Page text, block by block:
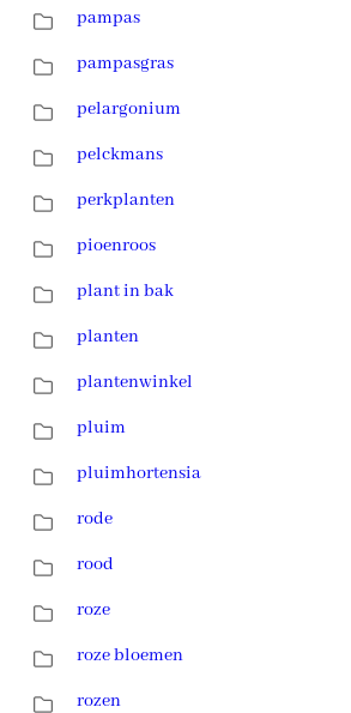
pampas
pampasgras
pelargonium
pelckmans
perkplanten
pioenroos
plant in bak
planten
plantenwinkel
pluim
pluimhortensia
rode
rood
roze
roze bloemen
rozen